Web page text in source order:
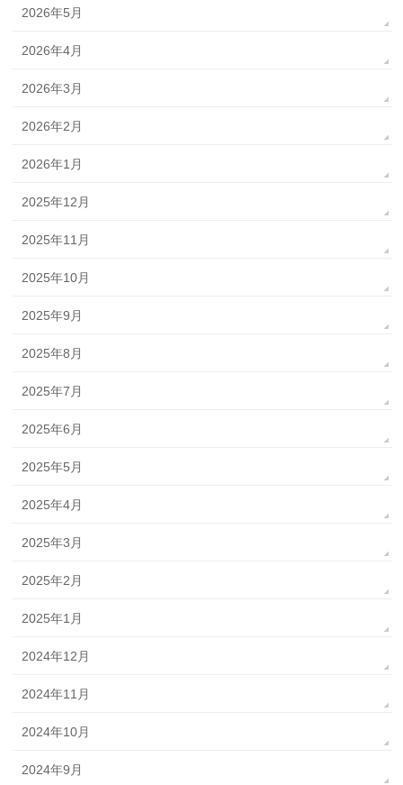
2026年5月
2026年4月
2026年3月
2026年2月
2026年1月
2025年12月
2025年11月
2025年10月
2025年9月
2025年8月
2025年7月
2025年6月
2025年5月
2025年4月
2025年3月
2025年2月
2025年1月
2024年12月
2024年11月
2024年10月
2024年9月